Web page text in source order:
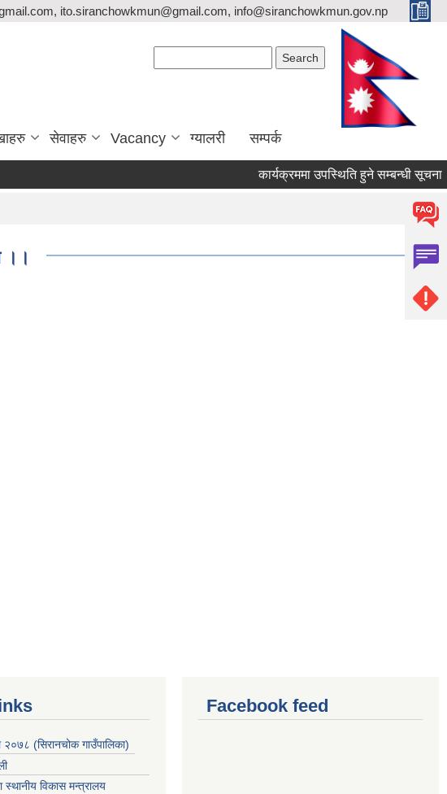
ito.siranchowkmun@gmail.com, info@siranchowkmun.gov.np
सेवाहरु Vacancy ग्यालरी सम्पर्क
कार्यक्रममा उपस्थिति हुने सम्बन्धी सूचना ।।
।।
२०७८ (सिरानचोक गाउँपालिका)
स्थानीय विकास मन्त्रालय
Facebook feed